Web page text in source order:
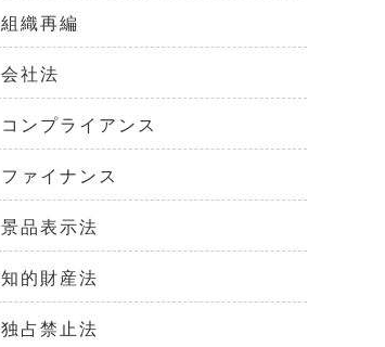
組織再編
会社法
コンプライアンス
ファイナンス
景品表示法
知的財産法
独占禁止法